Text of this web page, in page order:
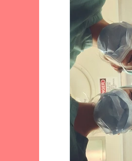
Bienestar Emocional